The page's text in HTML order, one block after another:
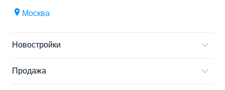
Москва
Новостройки
Продажа